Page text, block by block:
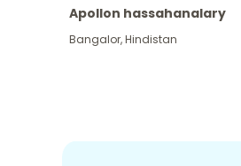
Apollon hassahanalary
Bangalor,Hindistan